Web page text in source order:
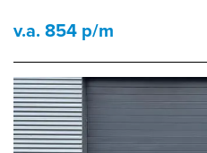
v.a. 854 p/m